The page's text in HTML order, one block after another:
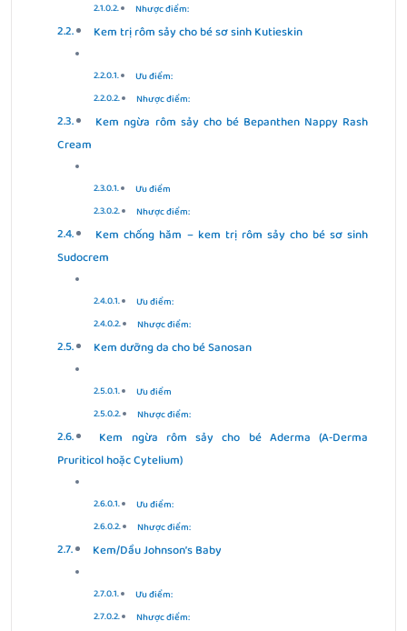
Nhược điểm:
Kem trị rôm sảy cho bé sơ sinh Kutieskin
Ưu điểm:
Nhược điểm:
Kem ngừa rôm sảy cho bé Bepanthen Nappy Rash
Cream
Ưu điểm
Nhược điểm:
Kem chống hăm – kem trị rôm sảy cho bé sơ sinh
Sudocrem
Ưu điểm:
Nhược điểm:
Kem dưỡng da cho bé Sanosan
Ưu điểm
Nhược điểm:
Kem ngừa rôm sảy cho bé Aderma (A‑Derma
Pruriticol hoặc Cytelium)
Ưu điểm:
Nhược điểm:
Kem/Dầu Johnson’s Baby
Ưu điểm:
Nhược điểm: